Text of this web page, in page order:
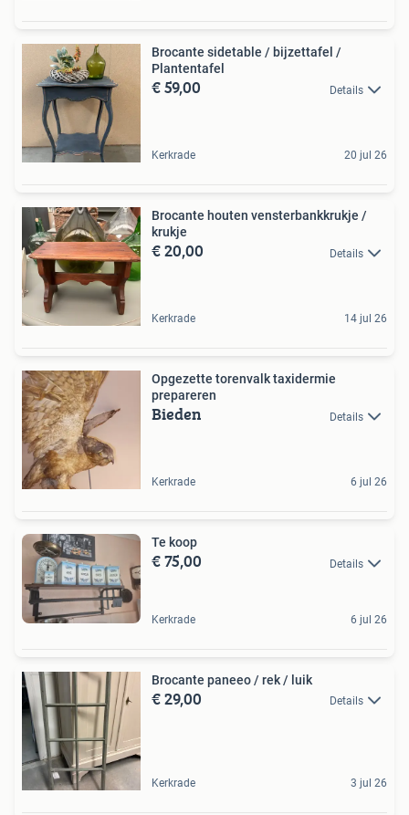
Brocante sidetable / bijzettafel /
Plantentafel
€ 59,00 Details
Kerkrade 20 jul 26
Brocante houten vensterbankkrukje /
krukje
€ 20,00 Details
Kerkrade 14 jul 26
Opgezette torenvalk taxidermie
prepareren
Bieden Details
Kerkrade 6 jul 26
Te koop
€ 75,00 Details
Kerkrade 6 jul 26
Brocante paneeo / rek / luik
€ 29,00 Details
Kerkrade 3 jul 26